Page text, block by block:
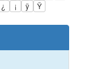
¿ ¡ ÿ Ÿ